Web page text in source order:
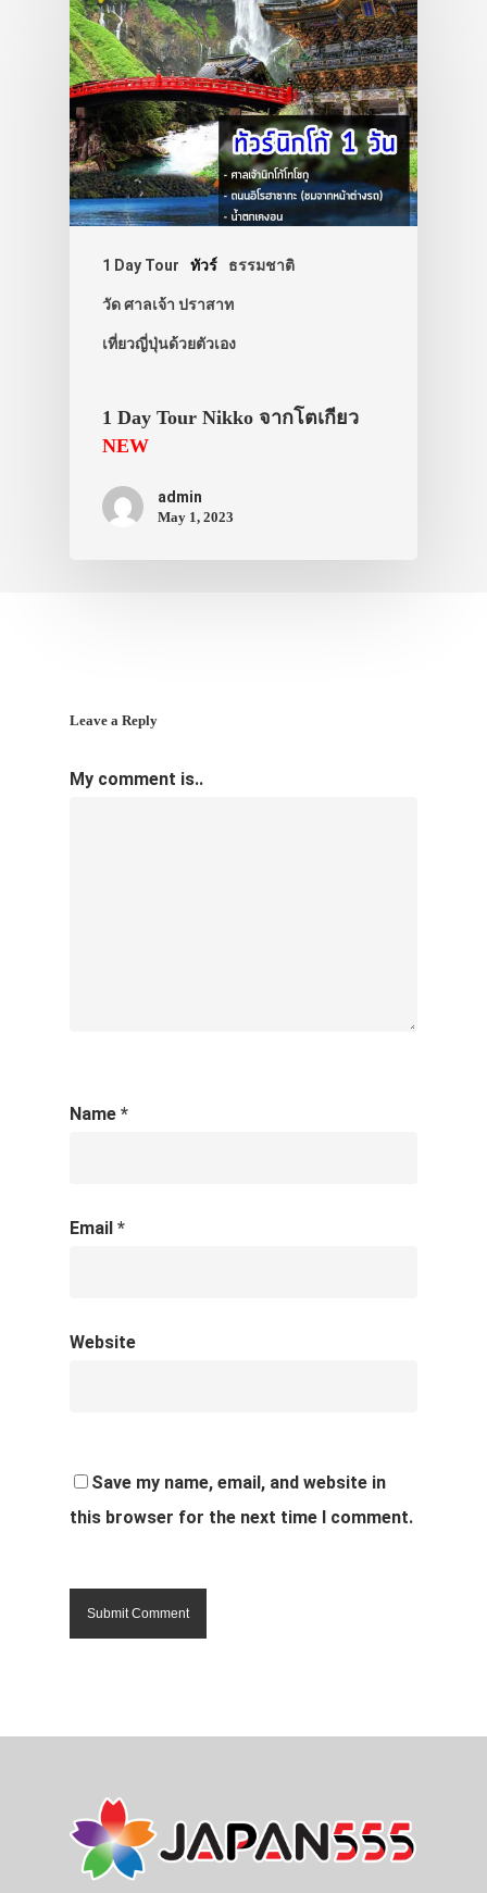
1 Day Tour ทัวร์ ธรรมชาติ
วัด ศาลเจ้า ปราสาท
เที่ยวญี่ปุ่นด้วยตัวเอง
1 Day Tour Nikko จากโตเกียว
NEW
admin
May 1, 2023
Leave a Reply
My comment is..
Name *
Email *
Website
Save my name, email, and website in
this browser for the next time I comment.
ประเทศญี่ปุ่น
เที่ยวญี่ปุ่นด้ว
เอง
รถบัส
เดินทาง
สาระน่ารู้